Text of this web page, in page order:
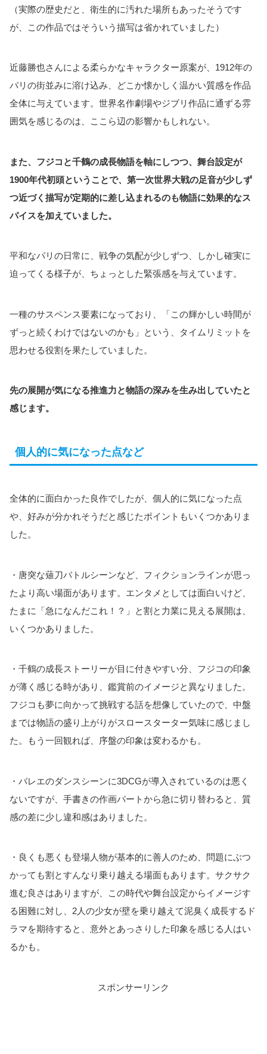
（実際の歴史だと、衛生的に汚れた場所もあったそうです
が、この作品ではそういう描写は省かれていました）
近藤勝也さんによる柔らかなキャラクター原案が、1912年の
パリの街並みに溶け込み、どこか懐かしく温かい質感を作品
全体に与えています。世界名作劇場やジブリ作品に通ずる雰
囲気を感じるのは、ここら辺の影響かもしれない。
また、フジコと千鶴の成長物語を軸にしつつ、舞台設定が
1900年代初頭ということで、第一次世界大戦の足音が少しず
つ近づく描写が定期的に差し込まれるのも物語に効果的なス
パイスを加えていました。
平和なパリの日常に、戦争の気配が少しずつ、しかし確実に
迫ってくる様子が、ちょっとした緊張感を与えています。
一種のサスペンス要素になっており、「この輝かしい時間が
ずっと続くわけではないのかも」という、タイムリミットを
思わせる役割を果たしていました。
先の展開が気になる推進力と物語の深みを生み出していたと
感じます。
個人的に気になった点など
全体的に面白かった良作でしたが、個人的に気になった点
や、好みが分かれそうだと感じたポイントもいくつかありま
した。
・唐突な薙刀バトルシーンなど、フィクションラインが思っ
たより高い場面があります。エンタメとしては面白いけど、
たまに「急になんだこれ！？」と割と力業に見える展開は、
いくつかありました。
・千鶴の成長ストーリーが目に付きやすい分、フジコの印象
が薄く感じる時があり、鑑賞前のイメージと異なりました。
フジコも夢に向かって挑戦する話を想像していたので、中盤
までは物語の盛り上がりがスロースターター気味に感じまし
た。もう一回観れば、序盤の印象は変わるかも。
・バレエのダンスシーンに3DCGが導入されているのは悪く
ないですが、手書きの作画パートから急に切り替わると、質
感の差に少し違和感はありました。
・良くも悪くも登場人物が基本的に善人のため、問題にぶつ
かっても割とすんなり乗り越える場面もあります。サクサク
進む良さはありますが、この時代や舞台設定からイメージす
る困難に対し、2人の少女が壁を乗り越えて泥臭く成長するド
ラマを期待すると、意外とあっさりした印象を感じる人はい
るかも。
スポンサーリンク